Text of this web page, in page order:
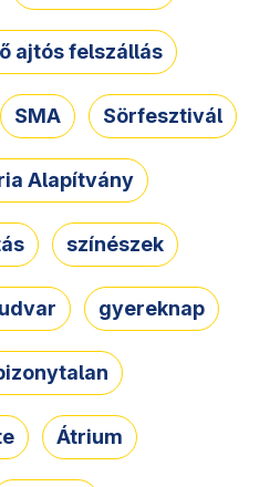
ajtós felszállás
SMA Sörfesztivál
Alapítvány
színészek
gyereknap
Átrium